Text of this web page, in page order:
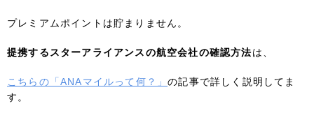
プレミアムポイントは貯まりません。
提携するスターアライアンスの航空会社の確認方法は、
こちらの「ANAマイルって何？」の記事で詳しく説明してま
す。